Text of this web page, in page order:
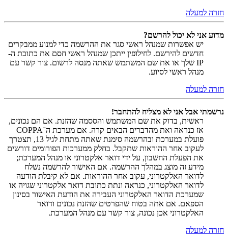
חזרה למעלה
מדוע אני לא יכול להרשם?
יש אפשרות שמנהל ראשי סגר את ההרשמה כדי למנוע ממבקרים
חדשים להירשם. לחילופין ייתכן שמנהל ראשי חסם את כתובת ה-
IP שלך או את שם המשתמש שאתה מנסה לרשום. צור קשר עם
מנהל ראשי לסיוע.
חזרה למעלה
נרשמתי אבל אני לא מצליח להתחבר!
ראשית, בדוק את שם המשתמש והססמה שהזנת. אם הם נכונים,
אז כנראה ואת מהדברים הבאים קרה. אם מערכת ה־COPPA
פועלת במערכת ובהרשמה סימנת שאתה מתחת לגיל 13, תצטרך
לעקוב אחר ההוראות שתקבל. בחלק ממערכות הפורומים דורשים
את הפעלת החשבון, על ידי דואר אלקטרוני או מנהל המערכת;
מידע זה מוצג במהלך ההרשמה. אם האישור להרשמה נשלח
לדואר האלקטרוני, עקוב אחר ההוראות. אם לא קיבלת הודעה
לדואר האלקטרוני, כנראה ונתת כתובת דואר אלקטרוני שגויה או
שמערכת הדואר האלקטרוני העבירה את הודעת האישור בסינון
הספאם. אם אתה בטוח שהפרטים שהזנת נכונים ודואר
האלקטרוני אכן נכונה, צור קשר עם מנהל המערכת.
חזרה למעלה